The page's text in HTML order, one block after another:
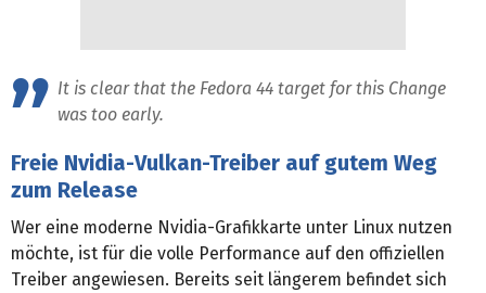
It is clear that the Fedora 44 target for this Change
was too early.
Freie Nvidia-Vulkan-Treiber auf gutem Weg
zum Release
Wer eine moderne Nvidia-Grafikkarte unter Linux nutzen
möchte, ist für die volle Performance auf den offiziellen
Treiber angewiesen. Bereits seit längerem befindet sich